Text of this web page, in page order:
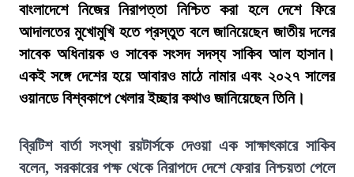
বাংলাদেশে নিজের নিরাপত্তা নিশ্চিত করা হলে দেশে ফিরে
আদালতের মুখোমুখি হতে প্রস্তুত বলে জানিয়েছেন জাতীয় দলের
সাবেক অধিনায়ক ও সাবেক সংসদ সদস্য সাকিব আল হাসান।
একই সঙ্গে দেশের হয়ে আবারও মাঠে নামার এবং ২০২৭ সালের
ওয়ানডে বিশ্বকাপে খেলার ইচ্ছার কথাও জানিয়েছেন তিনি।
ব্রিটিশ বার্তা সংস্থা রয়টার্সকে দেওয়া এক সাক্ষাৎকারে সাকিব
বলেন, সরকারের পক্ষ থেকে নিরাপদে দেশে ফেরার নিশ্চয়তা পেলে